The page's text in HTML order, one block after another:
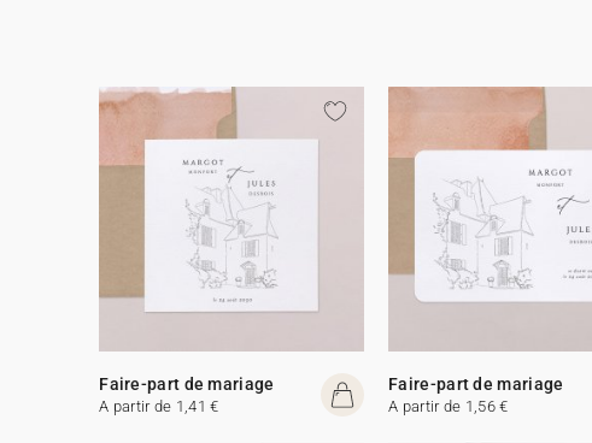
Faire-part de mariage
A partir de 1,41 €
Faire-part de mariage
A partir de 1,56 €